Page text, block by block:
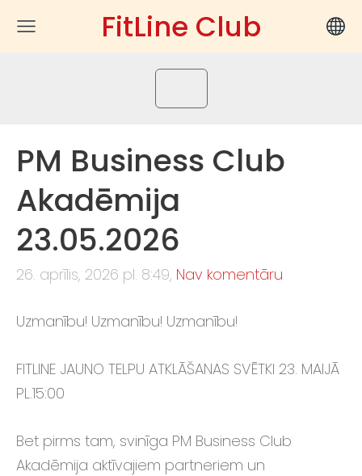
FitLine Club
PM Business Club
Akadēmija
23.05.2026
26. aprīlis, 2026 pl. 8:49, Nav komentāru
Uzmanību! Uzmanību! Uzmanību!
FITLINE JAUNO TELPU ATKLĀŠANAS SVĒTKI 23. MAIJĀ
PL.15:00
Bet pirms tam, svinīga PM Business Club
Akadēmija aktīvajiem partneriem un